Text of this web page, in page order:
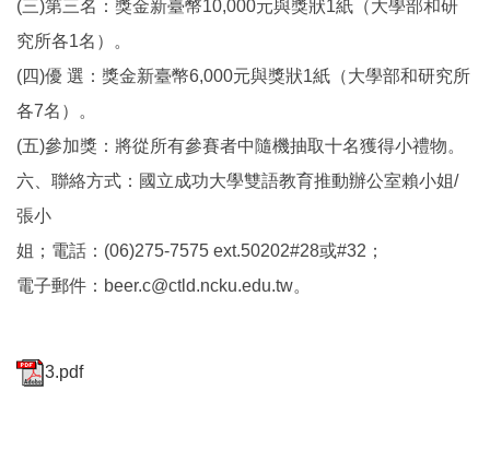
(三)第三名：獎金新臺幣10,000元與獎狀1紙（大學部和研
究所各1名）。
(四)優 選：獎金新臺幣6,000元與獎狀1紙（大學部和研究所
各7名）。
(五)參加獎：將從所有參賽者中隨機抽取十名獲得小禮物。
六、聯絡方式：國立成功大學雙語教育推動辦公室賴小姐/
張小
姐；電話：(06)275-7575 ext.50202#28或#32；
電子郵件：beer.c@ctld.ncku.edu.tw。
3.pdf